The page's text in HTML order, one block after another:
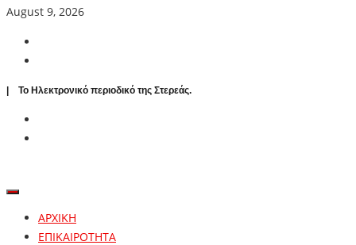
August 9, 2026
| To Ηλεκτρονικό περιοδικό της Στερεάς.
ΑΡΧΙΚΗ
ΕΠΙΚΑΙΡΟΤΗΤΑ